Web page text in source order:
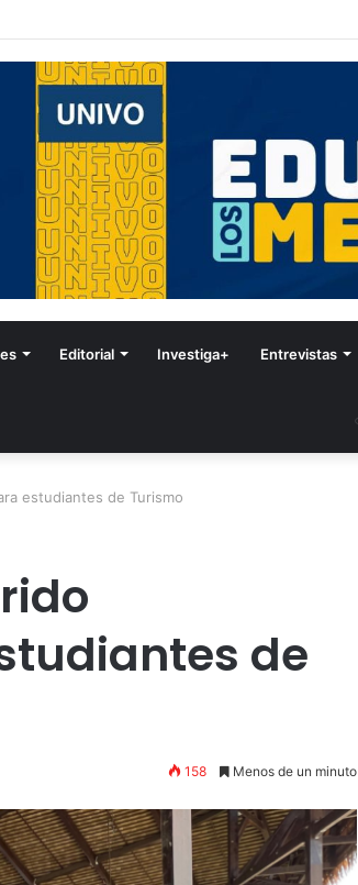
Editorial Investiga+ Entrevistas
estudiantes de Turismo
de
158 Menos de un minuto